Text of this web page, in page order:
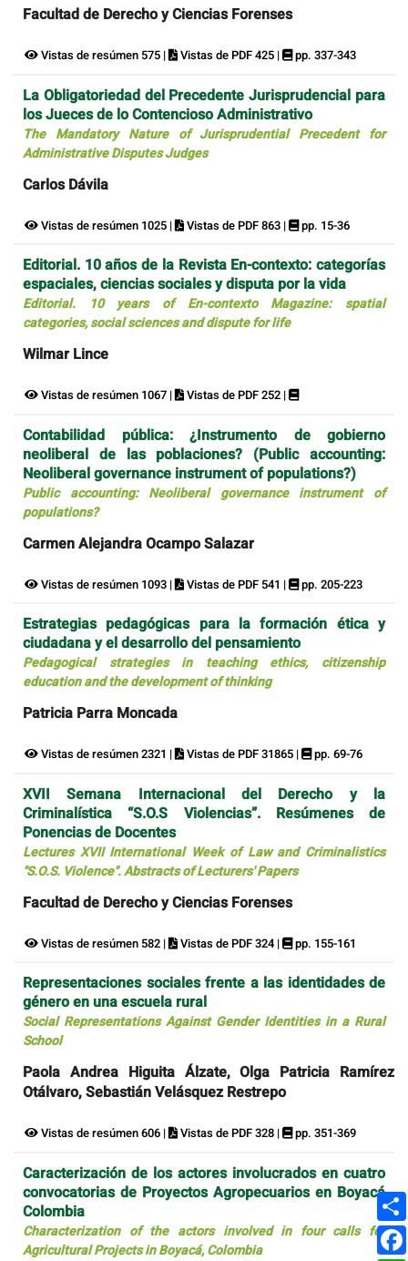
Facultad de Derecho y Ciencias Forenses
Vistas de resúmen 575 | Vistas de PDF 425 | pp. 337-343
La Obligatoriedad del Precedente Jurisprudencial para
los Jueces de lo Contencioso Administrativo
The Mandatory Nature of Jurisprudential Precedent for
Administrative Disputes Judges
Carlos Dávila
Vistas de resúmen 1025 | Vistas de PDF 863 | pp. 15-36
Editorial. 10 años de la Revista En-contexto: categorías
espaciales, ciencias sociales y disputa por la vida
Editorial. 10 years of En-contexto Magazine: spatial
categories, social sciences and dispute for life
Wilmar Lince
Vistas de resúmen 1067 | Vistas de PDF 252 |
Contabilidad pública: ¿Instrumento de gobierno
neoliberal de las poblaciones? (Public accounting:
Neoliberal governance instrument of populations?)
Public accounting: Neoliberal governance instrument of
populations?
Carmen Alejandra Ocampo Salazar
Vistas de resúmen 1093 | Vistas de PDF 541 | pp. 205-223
Estrategias pedagógicas para la formación ética y
ciudadana y el desarrollo del pensamiento
Pedagogical strategies in teaching ethics, citizenship
education and the development of thinking
Patricia Parra Moncada
Vistas de resúmen 2321 | Vistas de PDF 31865 | pp. 69-76
XVII Semana Internacional del Derecho y la
Criminalística “S.O.S Violencias”. Resúmenes de
Ponencias de Docentes
Lectures XVII International Week of Law and Criminalistics
"S.O.S. Violence". Abstracts of Lecturers' Papers
Facultad de Derecho y Ciencias Forenses
Vistas de resúmen 582 | Vistas de PDF 324 | pp. 155-161
Representaciones sociales frente a las identidades de
género en una escuela rural
Social Representations Against Gender Identities in a Rural
School
Paola Andrea Higuita Álzate, Olga Patricia Ramírez
Otálvaro, Sebastián Velásquez Restrepo
Vistas de resúmen 606 | Vistas de PDF 328 | pp. 351-369
Caracterización de los actores involucrados en cuatro
convocatorias de Proyectos Agropecuarios en Boyacá
Colombia
Characterization of the actors involved in four calls for
Agricultural Projects in Boyacá, Colombia